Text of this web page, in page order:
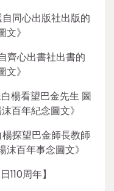
齊心出書社出書的
文》
探望巴金師長教師
百年事念圖文》
110周年】